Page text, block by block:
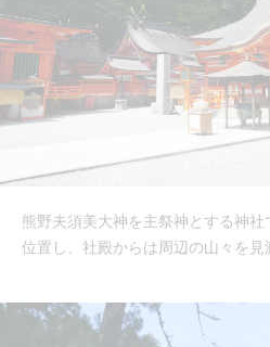
熊野夫須美大神を主祭神とする神
位置し、社殿からは周辺の山々を見